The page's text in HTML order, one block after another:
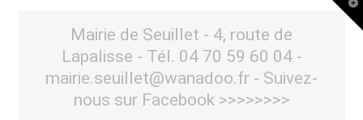
Mairie de Seuillet - 4, route de
Lapalisse - Tél. 04 70 59 60 04 -
mairie.seuillet@wanadoo.fr - Suivez-
nous sur Facebook >>>>>>>>